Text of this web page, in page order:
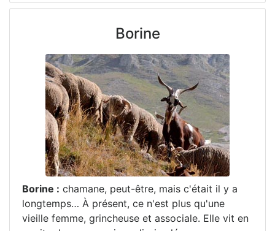
Borine
Borine : chamane, peut-être, mais c'était il y a
longtemps… À présent, ce n'est plus qu'une
vieille femme, grincheuse et associale. Elle vit en